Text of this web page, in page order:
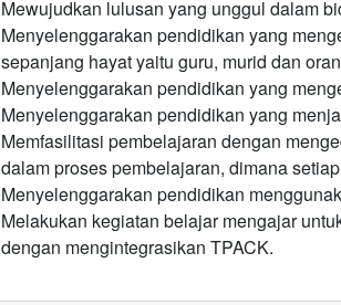
Mewujudkan lulusan yang unggul dalam
Menyelenggarakan pendidikan yang
sepanjang hayat yaitu guru, murid dan
Menyelenggarakan pendidikan yang
Menyelenggarakan pendidikan yang
Memfasilitasi pembelajaran dengan
dalam proses pembelajaran, dimana
Menyelenggarakan pendidikan
Melakukan kegiatan belajar mengajar
dengan mengintegrasikan TPACK.